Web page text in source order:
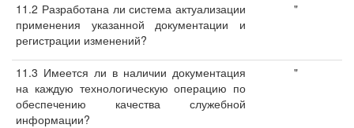
11.2 Разработана ли система актуализации
применения указанной документации и
регистрации изменений?
"
11.3 Имеется ли в наличии документация
на каждую технологическую операцию по
обеспечению качества служебной
информации?
"